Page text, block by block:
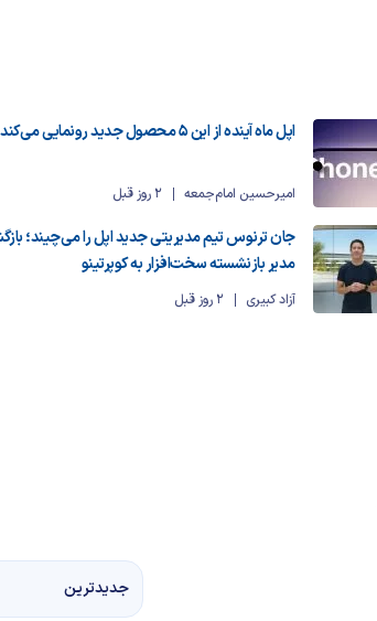
اپل ماه آینده از این ۵ محصول جدید رونمایی می‌کند
امیرحسین امام‌جمعه 2 روز قبل
جان ترنوس تیم مدیریتی جدید اپل را می‌چیند؛
مدیر بازنشسته سخت‌افزار به کوپرتینو
آزاد کبیری 2 روز قبل
جدیدترین